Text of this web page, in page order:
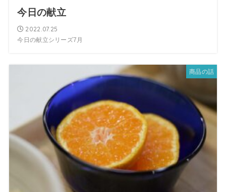
今日の献立
2022.07.25
今日の献立シリーズ7月
商品の話